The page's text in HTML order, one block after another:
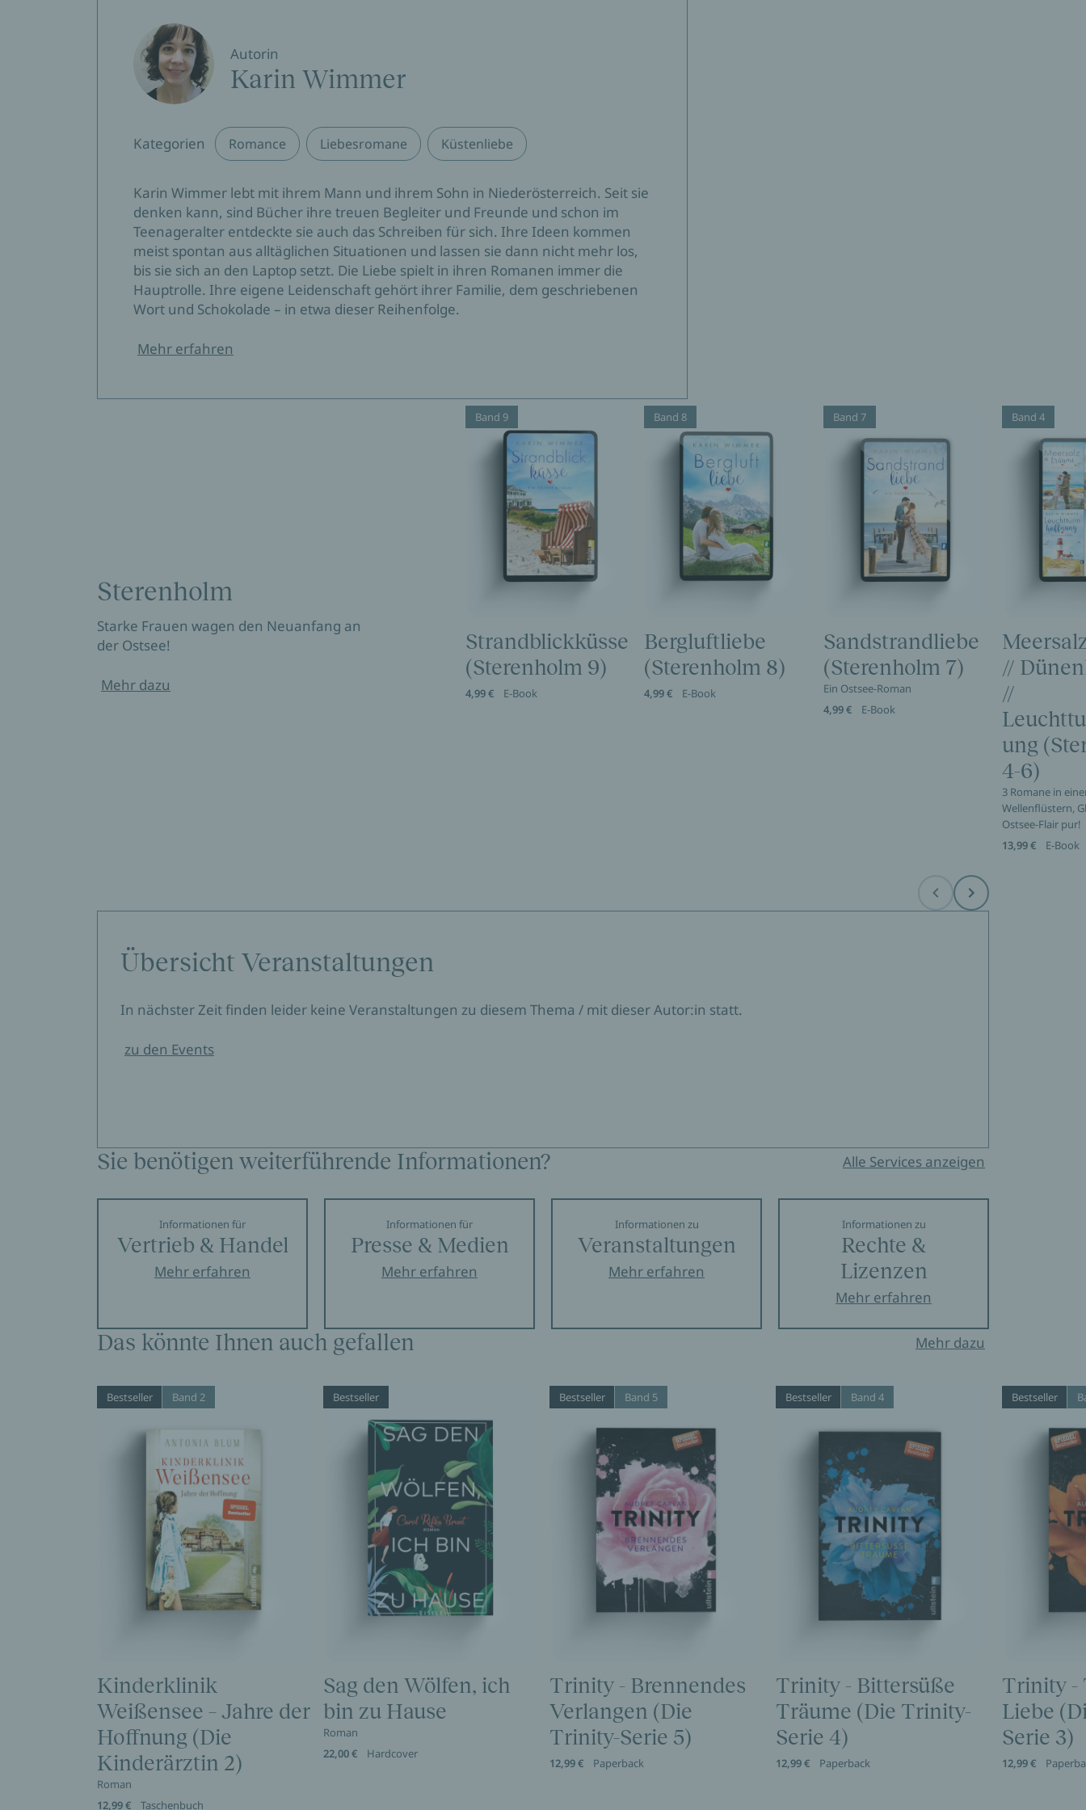
Sterenholm begegnen, hängen die unausgesprochenen Worte wie graue Wolken über
dem Meer. Wird das Leuchtfeuer des Leuchtturms Licht in ihre stürmische Gefühle
bringen?
Sie wollen mehr wunderbare Strandkorblektüre? Entdecken Sie die komplette
Sterenholm-Reihe:
Band 1: Strandkorbflüstern
Band 2: Strandkorbsehnsucht
Band 4: Meersalzträume
Band 5: Dünenherzen
Band 6: Leuchtturmhoffnung
Band 7: Sandstrandliebe
Band 8: Bergluftliebe
Autorin
Karin Wimmer
Kategorien Romance Liebesromane Küstenliebe
Karin Wimmer lebt mit ihrem Mann und ihrem Sohn in Niederösterreich. Seit sie
denken kann, sind Bücher ihre treuen Begleiter und Freunde und schon im
Teenageralter entdeckte sie auch das Schreiben für sich. Ihre Ideen kommen
meist spontan aus alltäglichen Situationen und lassen sie dann nicht mehr los,
bis sie sich an den Laptop setzt. Die Liebe spielt in ihren Romanen immer die
Hauptrolle. Ihre eigene Leidenschaft gehört ihrer Familie, dem geschriebenen
Wort und Schokolade – in etwa dieser Reihenfolge.
Mehr erfahren
Sterenholm
Starke Frauen wagen den Neuanfang an
der Ostsee!
Mehr dazu
Band 9
Strandblickküsse
(Sterenholm 9)
4,99 € E-Book
Band 8
Bergluftliebe
(Sterenholm 8)
4,99 € E-Book
Band 7
Sandstrandliebe
(Sterenholm 7)
Ein Ostsee-Roman
4,99 €
E-Book
Band 4
//
//
ung
4-6)
3 Romane in
Wellenflüstern,
Ostsee-Flair pur!
13,99 €
E-Book
Before Next
Übersicht Veranstaltungen
In nächster Zeit finden leider keine Veranstaltungen zu diesem Thema / mit dieser Autor:in statt.
zu den Events
Sie benötigen weiterführende Informationen? Alle Services anzeigen
Informationen für
Vertrieb & Handel
Mehr erfahren
Informationen für
Presse & Medien
Mehr erfahren
Informationen zu
Veranstaltungen
Mehr erfahren
Informationen zu
Rechte &
Lizenzen
Mehr erfahren
Das könnte Ihnen auch gefallen Mehr dazu
Bestseller Band 2
Kinderklinik
Weißensee – Jahre der
Hoffnung (Die
Kinderärztin 2)
Roman
12,99 €
Taschenbuch
Bestseller
Sag den Wölfen, ich
bin zu Hause
Roman
22,00 €
Hardcover
Bestseller Band 5
Trinity - Brennendes
Verlangen (Die
Trinity-Serie 5)
12,99 € Paperback
Bestseller Band 4
Trinity - Bittersüße
Träume (Die Trinity-
Serie 4)
12,99 € Paperback
Bestseller
Trinity -
Liebe
Serie 3)
12,99 €